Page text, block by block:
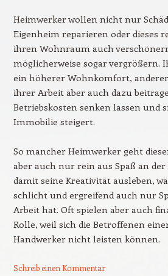
Heimwerker wollen nicht nur
Eigenheim reparieren oder dieses
ihren Wohnraum auch
möglicherweise sogar vergrößern.
ein höherer Wohnkomfort,
ihrer Arbeit aber auch dazu
Betriebskosten senken lassen und
Immobilie steigert.
So mancher Heimwerker geht
aber auch nur rein aus Spaß an
damit seine Kreativität ausleben,
schlicht und ergreifend auch nur
Arbeit hat. Oft spielen aber auch
Rolle, weil sich die Betroffenen
Handwerker nicht leisten können.
Schreib einen Kommentar